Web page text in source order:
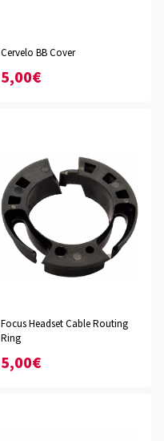
Cervelo BB Cover
5,00€
Focus Headset Cable Routing
Ring
5,00€